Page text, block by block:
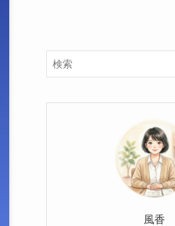
風香